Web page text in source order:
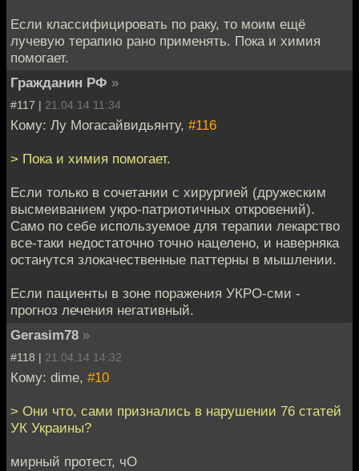
Если классифицировать по раку, то моим ещё
лучевую терапию рано применять. Пока и химия
помогает.
Гражданин РФ »
#117 | 21.04.14 11:34
Кому: Лу Могасайвидьянту, #116
> Пока и химия помогает.
Если только в сочетании с хирургией (дружеским
высмеиванием укро-патриотичных откровений).
Само по себе используемое для терапии лекарство
все-таки недостаточно точно нацелено, и наверняка
останутся злокачественные паттерны в мышлении.
Если пациенты в зоне поражения УКРО-сми -
прогноз лечения негативный.
Gerasim78 »
#118 | 21.04.14 14:32
Кому: dime, #10
> Они что, сами признались в нарушении 76 статей
УК Украины?
мирный протест, чО